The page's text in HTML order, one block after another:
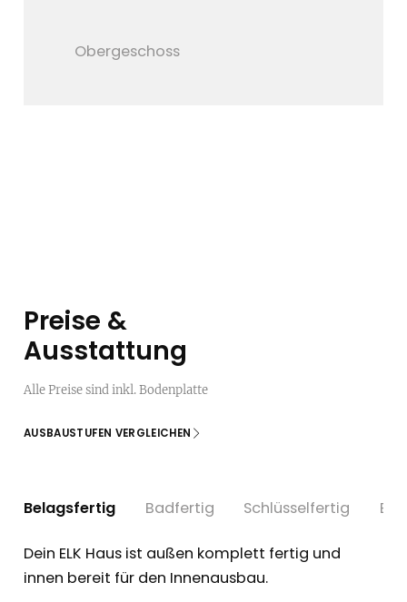
Obergeschoss
Preise &
Ausstattung
Alle Preise sind inkl. Bodenplatte
AUSBAUSTUFEN VERGLEICHEN
Belagsfertig Badfertig Schlüsselfertig
Dein ELK Haus ist außen komplett fertig und
innen bereit für den Innenausbau.